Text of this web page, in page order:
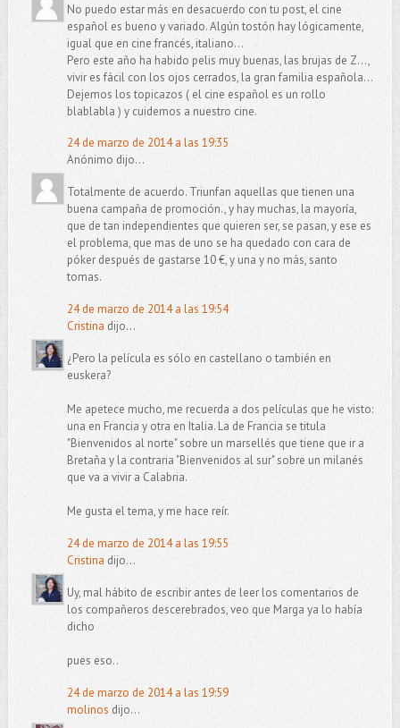
No puedo estar más en desacuerdo con tu post, el cine
español es bueno y variado. Algún tostón hay lógicamente,
igual que en cine francés, italiano...
Pero este año ha habido pelis muy buenas, las brujas de Z...,
vivir es fácil con los ojos cerrados, la gran familia española...
Dejemos los topicazos ( el cine español es un rollo
blablabla ) y cuidemos a nuestro cine.
24 de marzo de 2014 a las 19:35
Anónimo dijo...
Totalmente de acuerdo. Triunfan aquellas que tienen una
buena campaña de promoción., y hay muchas, la mayoría,
que de tan independientes que quieren ser, se pasan, y ese es
el problema, que mas de uno se ha quedado con cara de
póker después de gastarse 10 €, y una y no más, santo
tomas.
24 de marzo de 2014 a las 19:54
Cristina dijo...
¿Pero la película es sólo en castellano o también en
euskera?
Me apetece mucho, me recuerda a dos películas que he visto:
una en Francia y otra en Italia. La de Francia se titula
"Bienvenidos al norte" sobre un marsellés que tiene que ir a
Bretaña y la contraria "Bienvenidos al sur" sobre un milanés
que va a vivir a Calabria.
Me gusta el tema, y me hace reír.
24 de marzo de 2014 a las 19:55
Cristina dijo...
Uy, mal hábito de escribir antes de leer los comentarios de
los compañeros descerebrados, veo que Marga ya lo había
dicho
pues eso..
24 de marzo de 2014 a las 19:59
molinos dijo...